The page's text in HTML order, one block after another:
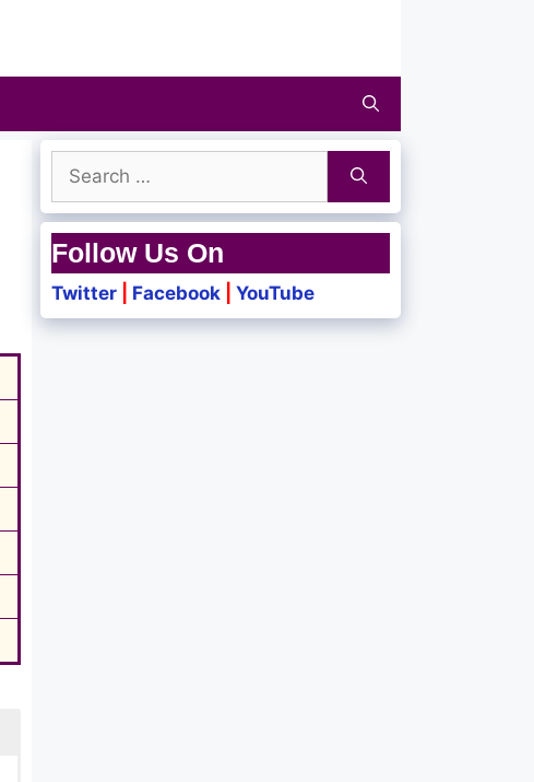
Search
for:
Follow Us On
Twitter Facebook YouTube